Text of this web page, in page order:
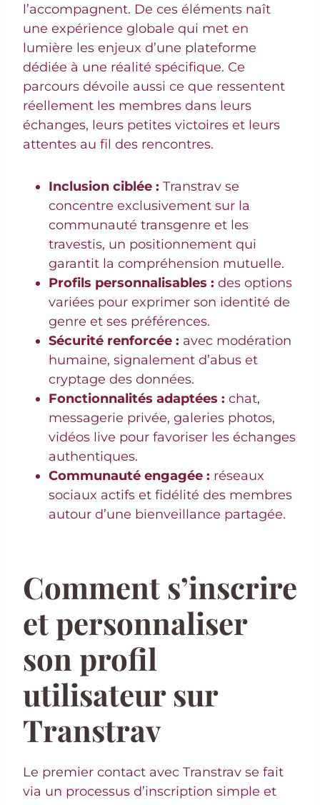
l’accompagnent. De ces éléments naît
une expérience globale qui met en
lumière les enjeux d’une plateforme
dédiée à une réalité spécifique. Ce
parcours dévoile aussi ce que ressentent
réellement les membres dans leurs
échanges, leurs petites victoires et leurs
attentes au fil des rencontres.
Inclusion ciblée : Transtrav se
concentre exclusivement sur la
communauté transgenre et les
travestis, un positionnement qui
garantit la compréhension mutuelle.
Profils personnalisables : des options
variées pour exprimer son identité de
genre et ses préférences.
Sécurité renforcée : avec modération
humaine, signalement d’abus et
cryptage des données.
Fonctionnalités adaptées : chat,
messagerie privée, galeries photos,
vidéos live pour favoriser les échanges
authentiques.
Communauté engagée : réseaux
sociaux actifs et fidélité des membres
autour d’une bienveillance partagée.
Comment s’inscrire
et personnaliser
son profil
utilisateur sur
Transtrav
Le premier contact avec Transtrav se fait
via un processus d’inscription simple et